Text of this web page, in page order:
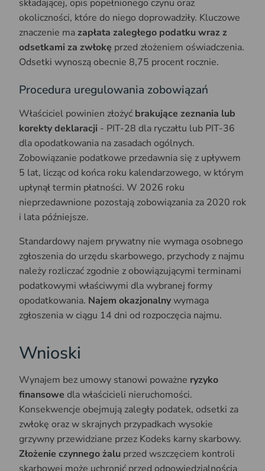
składającej, opis popełnionego czynu oraz
okoliczności, które do niego doprowadziły. Kluczowe
znaczenie mazapłata zaległego podatku wraz z
odsetkami za zwłokę przed złożeniem oświadczenia.
Odsetki wynoszą obecnie 8,75 procent rocznie.
Procedura uregulowania zobowiązań
Właściciel powinien złożyć brakujące zeznania lub
korekty deklaracji - PIT-28 dla ryczałtu lub PIT-36
dla opodatkowania na zasadach ogólnych.
Zobowiązanie podatkowe przedawnia się z upływem
5 lat, licząc od końca roku kalendarzowego, w którym
upłynął termin płatności. W 2026 roku
nieprzedawnione pozostają zobowiązania za 2020 rok
i lata późniejsze.
Standardowy najem prywatny nie wymaga osobnego
zgłoszenia do urzędu skarbowego, przychody z najmu
należy rozliczać zgodnie z obowiązującymi terminami
podatkowymi właściwymi dla wybranej formy
opodatkowania. Najem okazjonalnywymaga
zgłoszenia w ciągu 14 dni od rozpoczęcia najmu.
Wnioski
Wynajem bez umowy stanowi poważne ryzyko
finansowe dla właścicieli nieruchomości.
Konsekwencje obejmują zaległy podatek, odsetki za
zwłokę oraz w skrajnych przypadkach wysokie
grzywny przewidziane przez Kodeks karny skarbowy.
Złożenie czynnego żalu przed wszczęciem kontroli